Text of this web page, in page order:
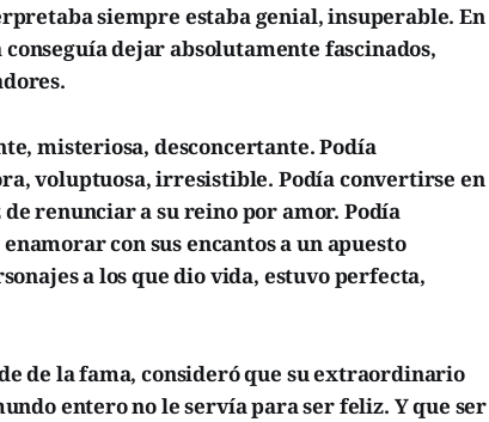
siempre estaba genial, insuperable. En
dejar absolutamente fascinados,
misteriosa, desconcertante. Podía
voluptuosa, irresistible. Podía convertirse en
renunciar a su reino por amor. Podía
con sus encantos a un apuesto
a los que dio vida, estuvo perfecta,
de la fama, consideró que su extraordinario
entero no le servía para ser feliz. Y que ser